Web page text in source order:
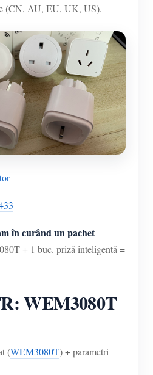
(CN, AU, EU, UK, US).
în curând un pachet
+ 1 buc. priză inteligentă =
WEM3080T
(WEM3080T) + parametri